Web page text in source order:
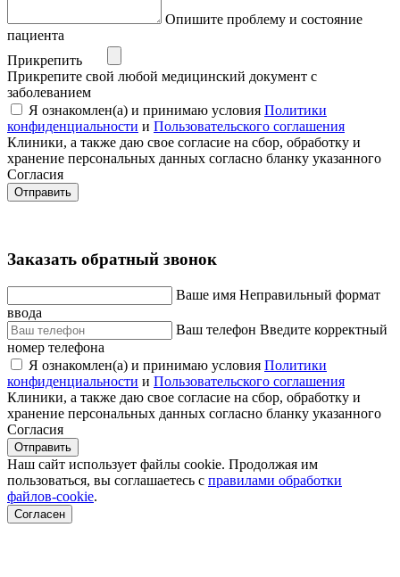
Опишите проблему и состояние
пациента
Прикрепить
Прикрепите свой любой медицинский документ с
заболеванием
Я ознакомлен(а) и принимаю условия Политики
конфиденциальности и Пользовательского соглашения
Клиники, а также даю свое согласие на сбор, обработку и
хранение персональных данных согласно бланку указанного
Согласия
Отправить
Заказать обратный звонок
Ваше имя Неправильный формат
ввода
Ваш телефон Введите корректный
номер телефона
Я ознакомлен(а) и принимаю условия Политики
конфиденциальности и Пользовательского соглашения
Клиники, а также даю свое согласие на сбор, обработку и
хранение персональных данных согласно бланку указанного
Согласия
Отправить
Наш сайт использует файлы cookie. Продолжая им
пользоваться, вы соглашаетесь c правилами обработки
файлов-cookie.
Согласен